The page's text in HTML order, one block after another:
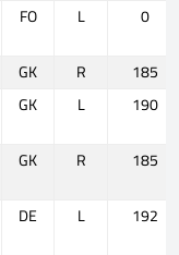
FO L
0
GK R
185
GK L
190
GK R
185
DE L
192